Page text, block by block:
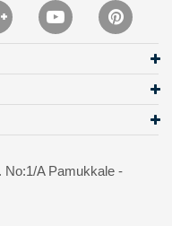
No:1/A Pamukkale -